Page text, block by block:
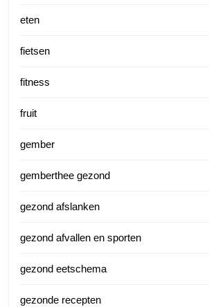
eten
fietsen
fitness
fruit
gember
gemberthee gezond
gezond afslanken
gezond afvallen en sporten
gezond eetschema
gezonde recepten